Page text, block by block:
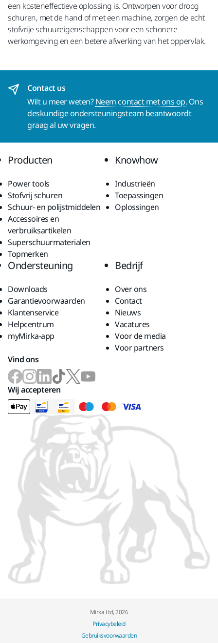
een kosteneffectieve oplossing is. Ontworpen voor droog
schuren, met de hand of met een machine, zorgen de echt
stofvrije schuureigenschappen voor een schonere
werkomgeving en een betere afwerking van het oppervlak.
Contact us
Wilt u meer weten?Neem contact met ons op. Ons
deskundige ondersteuningsteam beantwoordt
graag al uw vragen.
Producten
Power tools
Stofvrij schuren
Schuur- en polijstmiddelen
Accessoires en
verbruiksartikelen
Superschuurmaterialen
Topmerken
Knowhow
Industrieën
Toepassingen
Oplossingen
Ondersteuning
Downloads
Garantievoorwaarden
Klantenservice
Helpcentrum
myMirka-app
Bedrijf
Over ons
Contact
Nieuws
Vacatures
Voor de media
Voor partners
Vind ons
Wij accepteren
Mirka Ltd, 2026
Privacybeleid
Gebruiksvoorwaarden